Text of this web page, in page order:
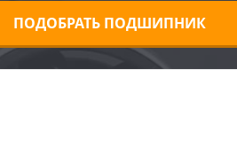
ПОДОБРАТЬ ПОДШИПНИК